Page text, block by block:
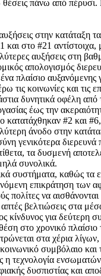
πάνω από
στην κατάταξη
στο #21
αυξήσεις στη
απολογισμός
πλαίσιο
κοινωνίες και τις
δυνητικά οφέλη
έως την
#2 και #6,
άνοδο στην
γενικότερα
τα δυσμενή
συνολικά.
συστήματα, καθώς τα
επικράτηση των
να
βελτιώσεις στα
για δεύτερη
στο χρονικό
στα χέρια
συμβόλαιο
τεχνολογία
δυσπιστίας και